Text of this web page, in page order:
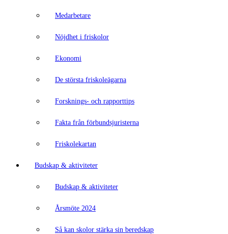
Medarbetare
Nöjdhet i friskolor
Ekonomi
De största friskoleägarna
Forsknings- och rapporttips
Fakta från förbundsjuristerna
Friskolekartan
Budskap & aktiviteter
Budskap & aktiviteter
Årsmöte 2024
Så kan skolor stärka sin beredskap